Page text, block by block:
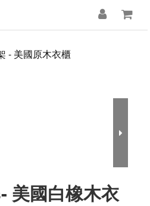
- 美國原木衣櫃
美國白橡木衣